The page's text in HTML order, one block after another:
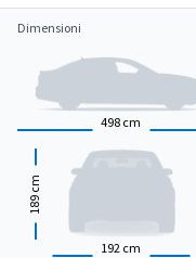
Dimensioni
498 cm
192 cm
189
cm